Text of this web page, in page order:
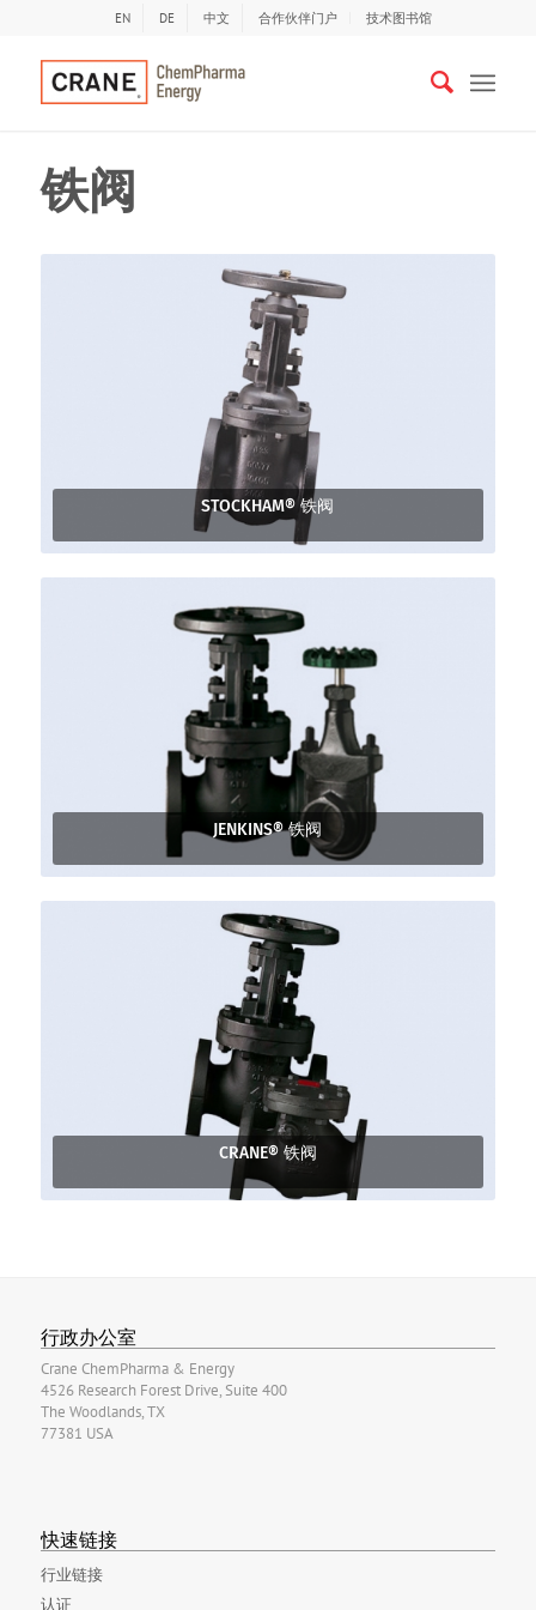
EN DE 中文 合作伙伴门户 技术图书馆
铁阀
STOCKHAM® 铁阀
JENKINS® 铁阀
CRANE® 铁阀
行政办公室
Crane ChemPharma & Energy
4526 Research Forest Drive, Suite 400
The Woodlands, TX
77381 USA
快速链接
行业链接
认证